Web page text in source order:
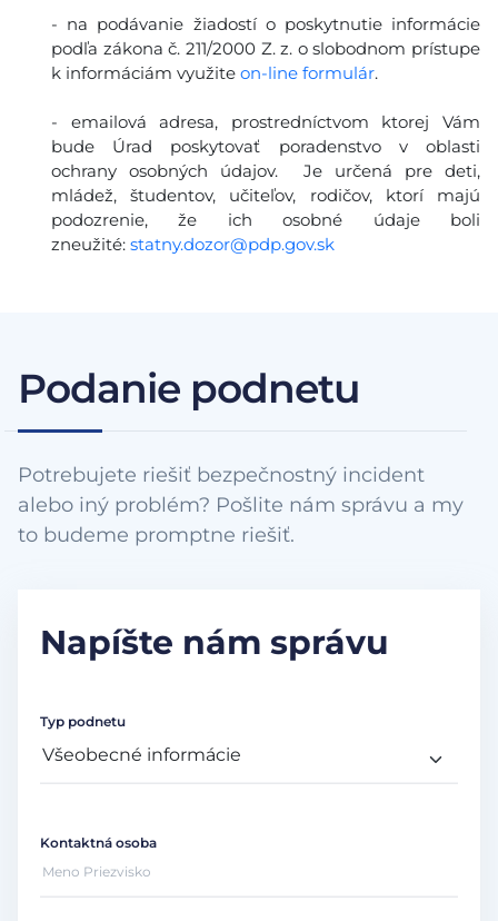
- na podávanie žiadostí o poskytnutie informácie
podľa zákona č. 211/2000 Z. z. o slobodnom prístupe
k informáciám využite on-line formulár.
- emailová adresa, prostredníctvom ktorej Vám
bude Úrad poskytovať poradenstvo v oblasti
ochrany osobných údajov. Je určená pre deti,
mládež, študentov, učiteľov, rodičov, ktorí majú
podozrenie, že ich osobné údaje boli
zneužité: statny.dozor@pdp.gov.sk
Podanie podnetu
Potrebujete riešiť bezpečnostný incident
alebo iný problém? Pošlite nám správu a my
to budeme promptne riešiť.
Napíšte nám správu
Typ podnetu
Kontaktná osoba